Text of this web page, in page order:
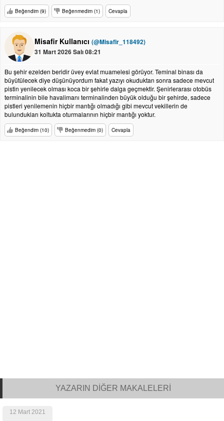
Beğendim (9) Beğenmedim (1) Cevapla
Misafir Kullanıcı (@Misafir_118492)
31 Mart 2026 Salı 08:21
Bu şehir ezelden beridir üvey evlat muamelesi görüyor. Teminal binası da
büyütülecek diye düşünüyordum fakat yazıyı okuduktan sonra sadece mevcut
pistin yenilecek olması koca bir şehirle dalga geçmektir. Şenirlerarası otobüs
terminalinin bile havalimanı terminalinden büyük olduğu bir şehirde, sadece
pistleri yenilemenin hiçbir mantığı olmadığı gibi mevcut vekillerin de
bulundukları koltukta oturmalarının hiçbir mantığı yoktur.
Beğendim (10) Beğenmedim (0) Cevapla
YAZARIN DİĞER MAKALELERİ
12 Mart 2021